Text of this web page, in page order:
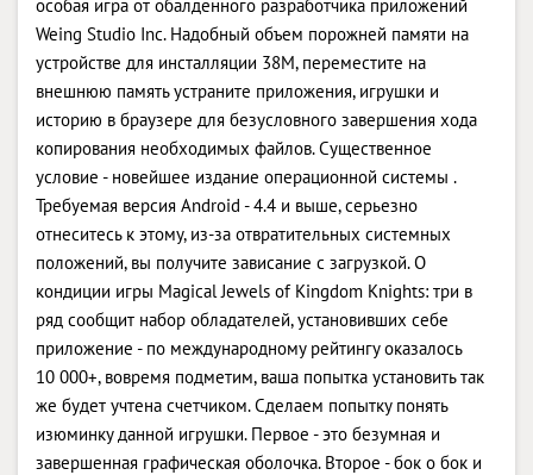
особая игра от обалденного разработчика приложений
Weing Studio Inc. Надобный объем порожней памяти на
устройстве для инсталляции 38M, переместите на
внешнюю память устраните приложения, игрушки и
историю в браузере для безусловного завершения хода
копирования необходимых файлов. Существенное
условие - новейшее издание операционной системы .
Требуемая версия Android - 4.4 и выше, серьезно
отнеситесь к этому, из-за отвратительных системных
положений, вы получите зависание с загрузкой. О
кондиции игры Magical Jewels of Kingdom Knights: три в
ряд сообщит набор обладателей, установивших себе
приложение - по международному рейтингу оказалось
10 000+, вовремя подметим, ваша попытка установить так
же будет учтена счетчиком. Сделаем попытку понять
изюминку данной игрушки. Первое - это безумная и
завершенная графическая оболочка. Второе - бок о бок и